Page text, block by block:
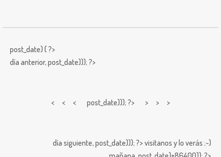
post_date) { ?>
día anterior,post_date))); ?>
< < < post_date))); ?> > > >
día siguiente,post_date))); ?> visitanos y lo verás ;-)